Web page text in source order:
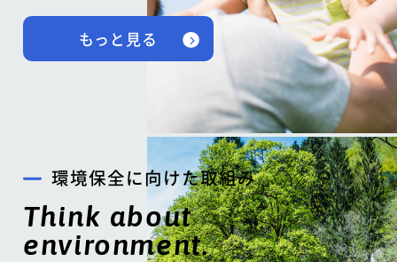
もっと見る
環境保全に向けた取組み
Think about
environment.